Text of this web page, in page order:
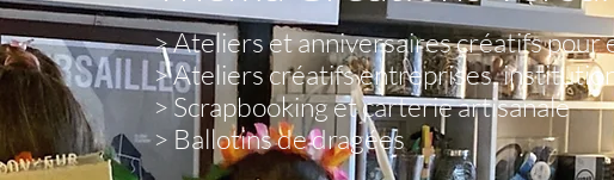
> Ateliers et anniversaires créatifs pour
> Ateliers créatifs entreprises,
> Scrapbooking et carterie artisanale
> Ballotins de dragées